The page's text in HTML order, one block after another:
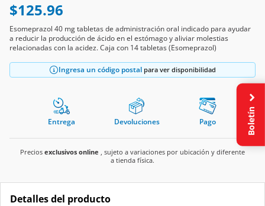
$125.96
Esomeprazol 40 mg tabletas de administración oral indicado para ayudar
a reducir la producción de ácido en el estómago y aliviar molestias
relacionadas con la acidez. Caja con 14 tabletas (Esomeprazol)
Ingresa un código postal para ver disponibilidad
Entrega Devoluciones Pago
Precios exclusivos online , sujeto a variaciones por ubicación y diferente
a tienda física.
Detalles del producto
Boletín